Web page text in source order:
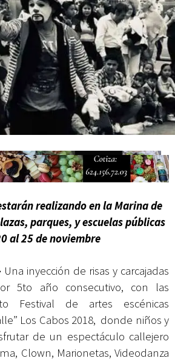
libre
realizando en la Marina de
parques, y escuelas públicas
al 25 de noviembre
Una inyección de risas y carcajadas
5to año consecutivo, con las
Festival de artes escénicas
Los Cabos 2018, donde niños y
de un espectáculo callejero
Clown, Marionetas, Videodanza